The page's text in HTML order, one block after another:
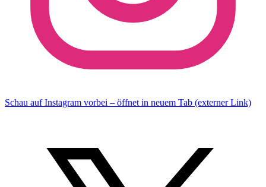
Schau auf Instagram vorbei – öffnet in neuem Tab (externer Link)